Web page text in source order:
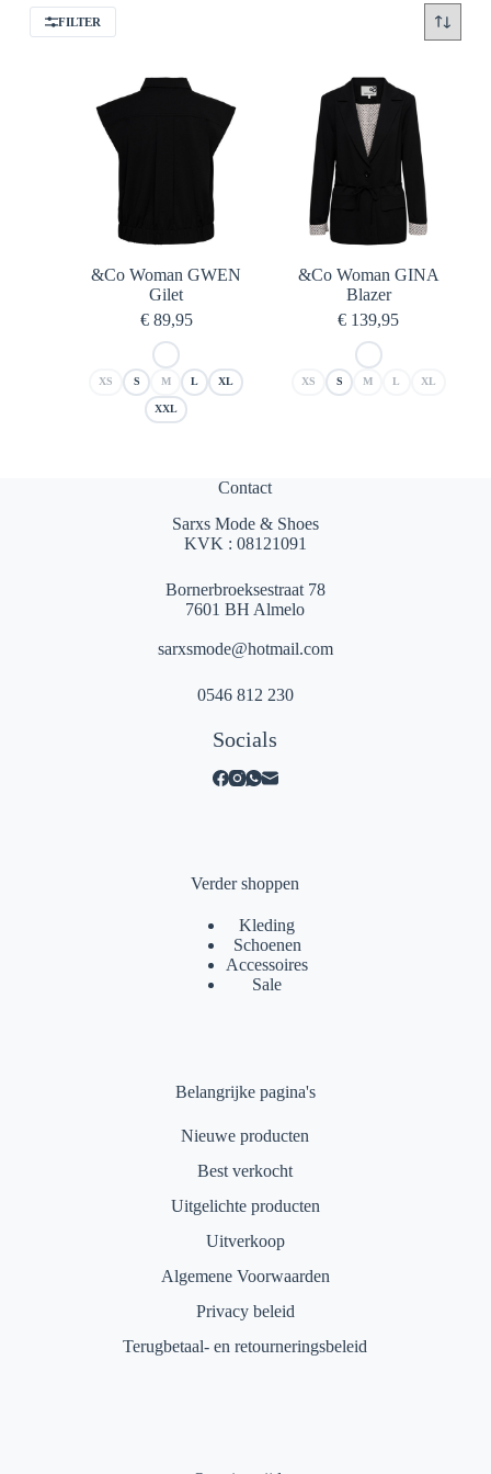
FILTER
&Co Woman GWEN
Gilet
€89,95
XS S M L XL
XXL
&Co Woman GINA
Blazer
€ 139,95
XS S M L XL
Contact
Sarxs Mode & Shoes
KVK : 08121091
Bornerbroeksestraat 78
7601 BH Almelo
sarxsmode@hotmail.com
0546 812 230
Socials
Verder shoppen
Kleding
Schoenen
Accessoires
Sale
Belangrijke pagina's
Nieuwe producten
Best verkocht
Uitgelichte producten
Uitverkoop
Algemene Voorwaarden
Privacy beleid
Terugbetaal- en retourneringsbeleid